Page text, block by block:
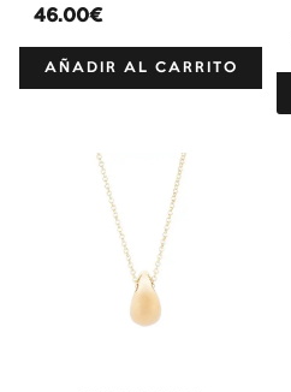
46.00€
AÑADIR AL CARRITO